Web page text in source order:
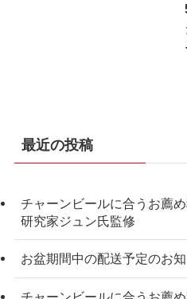
最近の投稿
チャーンビールに合うお薦
研究家ジュン氏監修
お盆期間中の配送予定のお